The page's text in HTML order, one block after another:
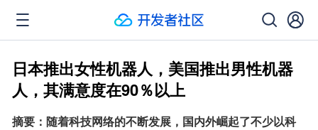
日本推出女性机器人，美国推出男性机器
人，其满意度在90％以上
摘要：随着科技网络的不断发展，国内外崛起了不少以科